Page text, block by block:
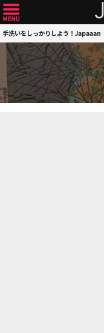
手洗いをしっかりしよう！Japaaan